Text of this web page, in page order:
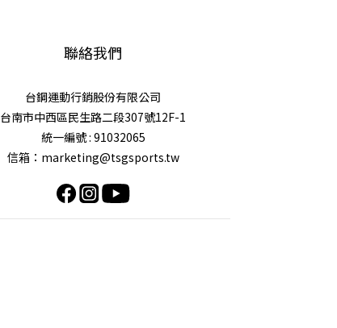
聯絡我們
台鋼運動行銷股份有限公司
台南市中西區民生路二段307號12F-1
統一編號 : 91032065
信箱：marketing@tsgsports.tw